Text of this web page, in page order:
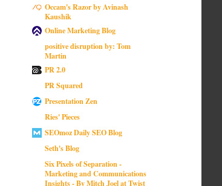
Occam's Razor by Avinash
Kaushik
Online Marketing Blog
positive disruption by: Tom
Martin
PR 2.0
PR Squared
Presentation Zen
Ries' Pieces
SEOmoz Daily SEO Blog
Seth's Blog
Six Pixels of Separation -
Marketing and Communications
Insights - By Mitch Joel at Twist